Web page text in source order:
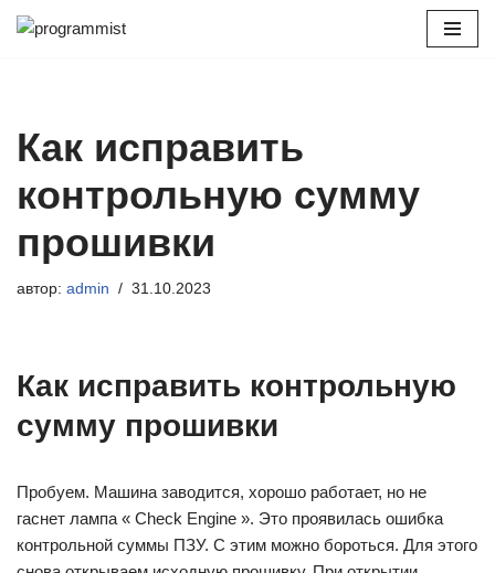
Как исправить
контрольную сумму
прошивки
автор: admin 31.10.2023
Как исправить контрольную
сумму прошивки
Пробуем. Машина заводится, хорошо работает, но не
гаснет лампа « Check Engine ». Это проявилась ошибка
контрольной суммы ПЗУ. С этим можно бороться. Для этого